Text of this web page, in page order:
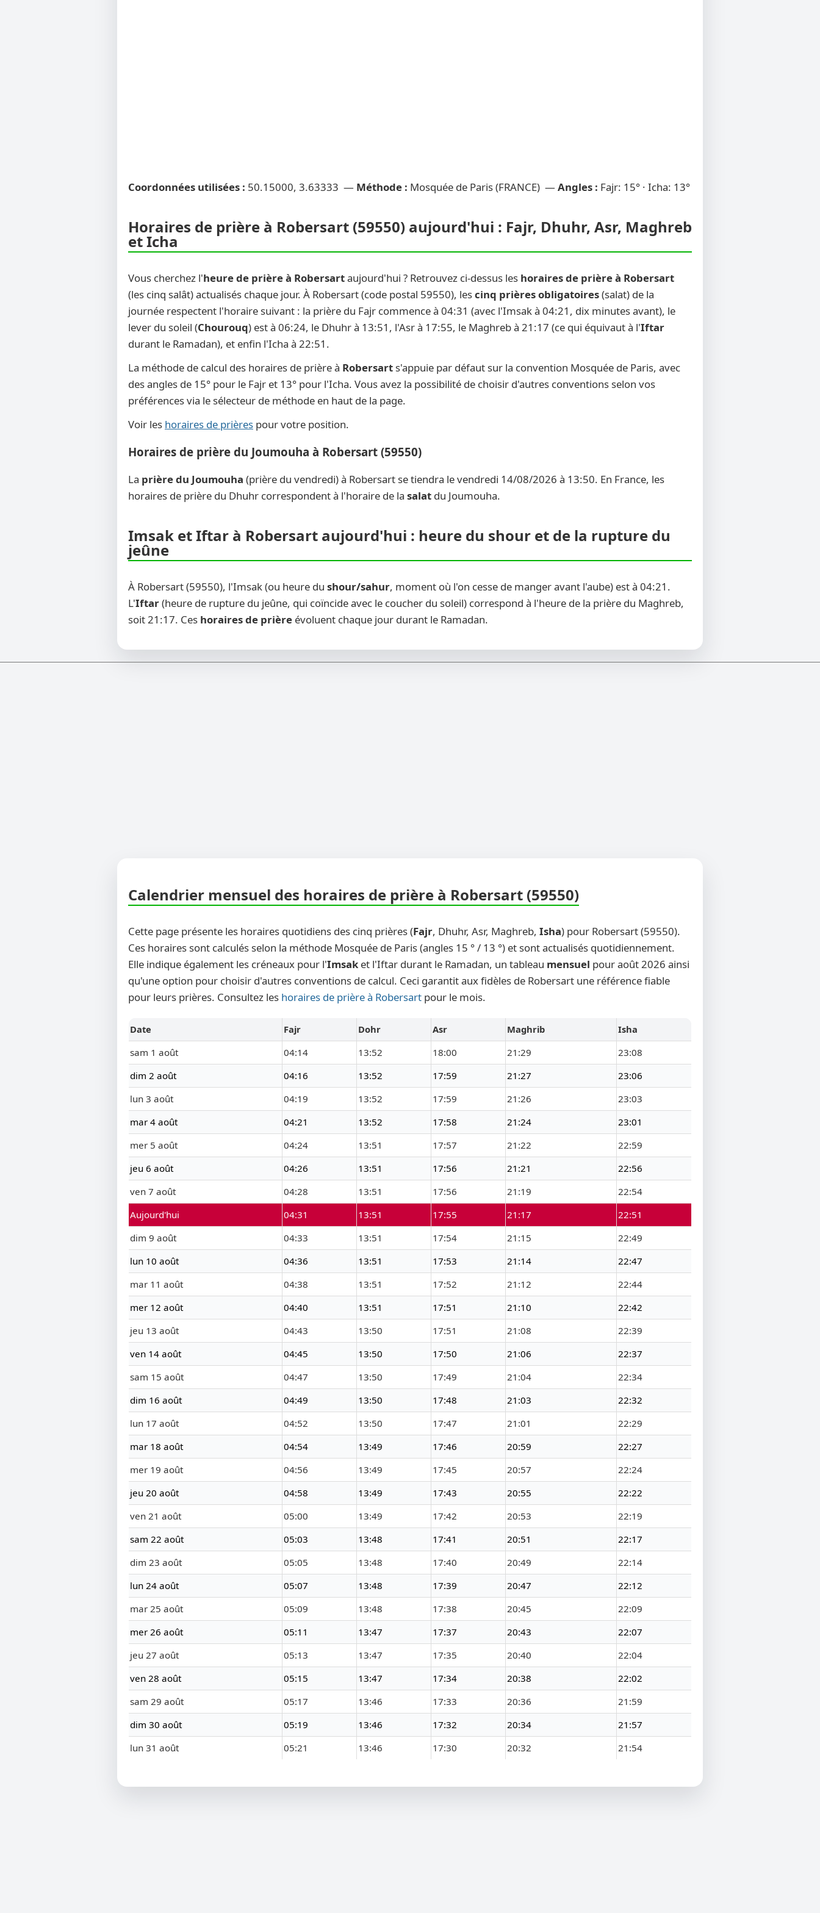
Coordonnées utilisées : 50.15000, 3.63333 — Méthode : Mosquée de Paris (FRANCE) — Angles : Fajr: 15° · Icha: 13°
Horaires de prière à Robersart (59550) aujourd'hui : Fajr, Dhuhr, Asr, Maghreb
et Icha
Vous cherchez l'heure de prière à Robersartaujourd'hui ? Retrouvez ci-dessus les horaires de prière à Robersart
(les cinq salât) actualisés chaque jour. À Robersart (code postal 59550), lescinq prières obligatoires(salat) de la
journée respectent l'horaire suivant : la prière du Fajr commence à 04:31 (avec l'Imsak à 04:21, dix minutes avant), le
lever du soleil (Chourouq) est à 06:24, le Dhuhr à 13:51, l'Asr à 17:55, le Maghreb à 21:17 (ce qui équivaut à l'Iftar
durant le Ramadan), et enfin l'Icha à 22:51.
La méthode de calcul des horaires de prière à Robersart s'appuie par défaut sur la convention Mosquée de Paris, avec
des angles de 15° pour le Fajr et 13° pour l'Icha. Vous avez la possibilité de choisir d'autres conventions selon vos
préférences via le sélecteur de méthode en haut de la page.
Voir les horaires de prières pour votre position.
Horaires de prière du Joumouha à Robersart (59550)
La prière du Joumouha (prière du vendredi) à Robersart se tiendra le vendredi 14/08/2026 à 13:50. En France, les
horaires de prière du Dhuhr correspondent à l'horaire de la salat du Joumouha.
Imsak et Iftar à Robersart aujourd'hui : heure du shour et de la rupture du
jeûne
À Robersart (59550), l'Imsak (ou heure du shour/sahur, moment où l'on cesse de manger avant l'aube) est à 04:21.
L'Iftar(heure de rupture du jeûne, qui coïncide avec le coucher du soleil) correspond à l'heure de la prière du Maghreb,
soit 21:17. Ces horaires de prière évoluent chaque jour durant le Ramadan.
Calendrier mensuel des horaires de prière à Robersart (59550)
Cette page présente les horaires quotidiens des cinq prières (Fajr, Dhuhr, Asr, Maghreb, Isha) pour Robersart (59550).
Ces horaires sont calculés selon la méthode Mosquée de Paris (angles 15 ° / 13 °) et sont actualisés quotidiennement.
Elle indique également les créneaux pour l'Imsak et l'Iftar durant le Ramadan, un tableau mensuel pour août 2026 ainsi
qu'une option pour choisir d'autres conventions de calcul. Ceci garantit aux fidèles de Robersart une référence fiable
pour leurs prières. Consultez les horaires de prière à Robersart pour le mois.
Date Fajr Dohr Asr Maghrib
Isha
sam 1 août
04:14 13:52 18:00 21:29
23:08
dim 2 août
04:16 13:52 17:59 21:27
23:06
lun 3 août
04:19 13:52 17:59 21:26
23:03
mar 4 août
04:21 13:52 17:58 21:24
23:01
mer 5 août
04:24 13:51 17:57 21:22
22:59
jeu 6 août
04:26 13:51 17:56 21:21
22:56
ven 7 août
04:28 13:51 17:56 21:19
22:54
Aujourd'hui
04:31 13:51 17:55 21:17
22:51
dim 9 août
04:33 13:51 17:54 21:15
22:49
lun 10 août
04:36 13:51 17:53 21:14
22:47
mar 11 août
04:38 13:51 17:52 21:12
22:44
mer 12 août
04:40 13:51 17:51 21:10
22:42
jeu 13 août
04:43 13:50 17:51 21:08
22:39
ven 14 août
04:45 13:50 17:50 21:06
22:37
sam 15 août
04:47 13:50 17:49 21:04
22:34
dim 16 août
04:49 13:50 17:48 21:03
22:32
lun 17 août
04:52 13:50 17:47 21:01
22:29
mar 18 août
04:54 13:49 17:46 20:59
22:27
mer 19 août
04:56 13:49 17:45 20:57
22:24
jeu 20 août
04:58 13:49 17:43 20:55
22:22
ven 21 août
05:00 13:49 17:42 20:53
22:19
sam 22 août
05:03 13:48 17:41 20:51
22:17
dim 23 août
05:05 13:48 17:40 20:49
22:14
lun 24 août
05:07 13:48 17:39 20:47
22:12
mar 25 août
05:09 13:48 17:38 20:45
22:09
mer 26 août
05:11 13:47 17:37 20:43
22:07
jeu 27 août
05:13 13:47 17:35 20:40
22:04
ven 28 août
05:15 13:47 17:34 20:38
22:02
sam 29 août
05:17 13:46 17:33 20:36
21:59
dim 30 août
05:19 13:46 17:32 20:34
21:57
lun 31 août
05:21 13:46 17:30 20:32 21:54